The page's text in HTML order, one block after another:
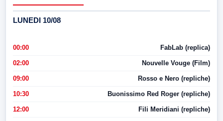
LUNEDI 10/08
00:00 FabLab (replica)
02:00 Nouvelle Vouge (Film)
09:00 Rosso e Nero (repliche)
10:30 Buonissimo Red Roger (repliche)
12:00 Fili Meridiani (repliche)